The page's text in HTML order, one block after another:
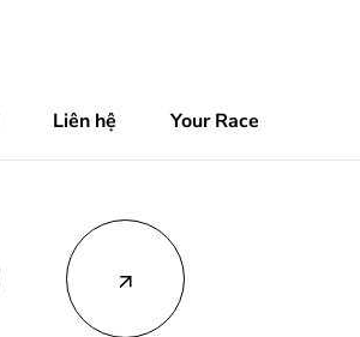
Liên hệ Your Race